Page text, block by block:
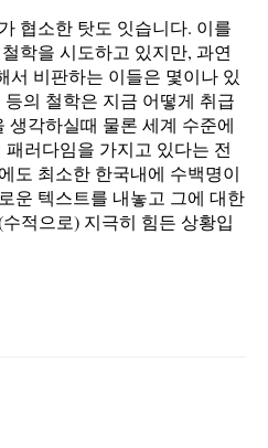
협소한 탓도 잇습니다. 이를
학을 시도하고 있지만, 과연
서 비판하는 이들은 몇이나 있
의 철학은 지금 어떻게 취급
생각하실때 물론 세계 수준에
러다임을 가지고 있다는 전
도 최소한 한국내에 수백명이
운 텍스트를 내놓고 그에 대한
적으로) 지극히 힘든 상황입